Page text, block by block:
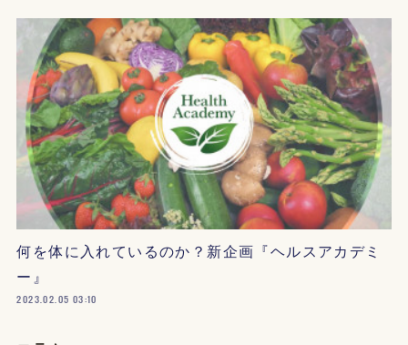
何を体に入れているのか？新企画『ヘルスアカデミ
ー』
2023.02.05 03:10